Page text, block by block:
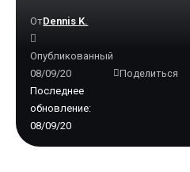
Последнее
обновление:
08/09/20
ОтDennis K.
Опубликованный
08/09/20
Поделиться